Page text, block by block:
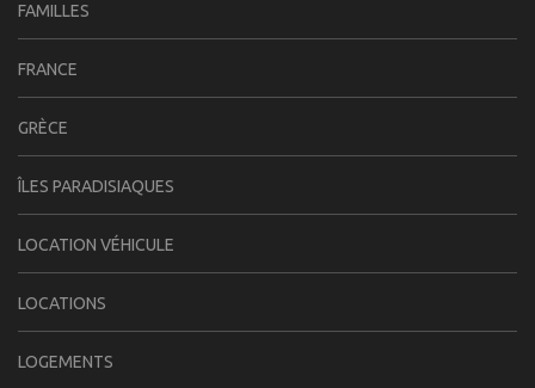
FAMILLES
FRANCE
GRÈCE
ÎLES PARADISIAQUES
LOCATION VÉHICULE
LOCATIONS
LOGEMENTS